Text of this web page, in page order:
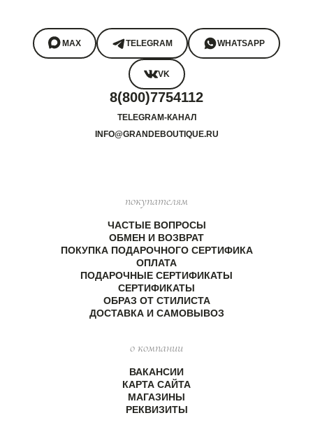
MAX TELEGRAM WHATSAPP
VK
8(800)7754112
TELEGRAM-КАНАЛ
INFO@GRANDEBOUTIQUE.RU
покупателям
ЧАСТЫЕ ВОПРОСЫ
ОБМЕН И ВОЗВРАТ
ПОКУПКА ПОДАРОЧНОГО СЕРТИФИКА
ОПЛАТА
ПОДАРОЧНЫЕ СЕРТИФИКАТЫ
СЕРТИФИКАТЫ
ОБРАЗ ОТ СТИЛИСТА
ДОСТАВКА И САМОВЫВОЗ
о компании
ВАКАНСИИ
КАРТА САЙТА
МАГАЗИНЫ
РЕКВИЗИТЫ